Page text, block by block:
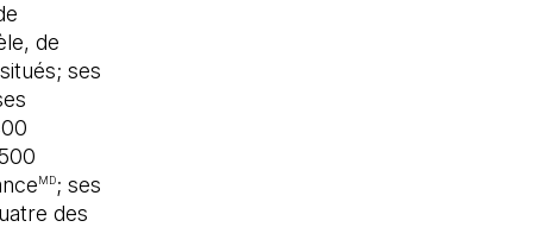
de
ses
MD; ses
des